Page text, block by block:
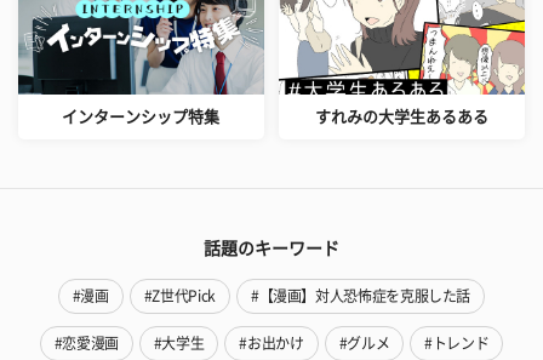
インターンシップ特集 すれみの大学生あるある
話題のキーワード
#漫画 #Z世代Pick #【漫画】対人恐怖症を克服した話
#恋愛漫画 #大学生 #お出かけ #グルメ #トレンド